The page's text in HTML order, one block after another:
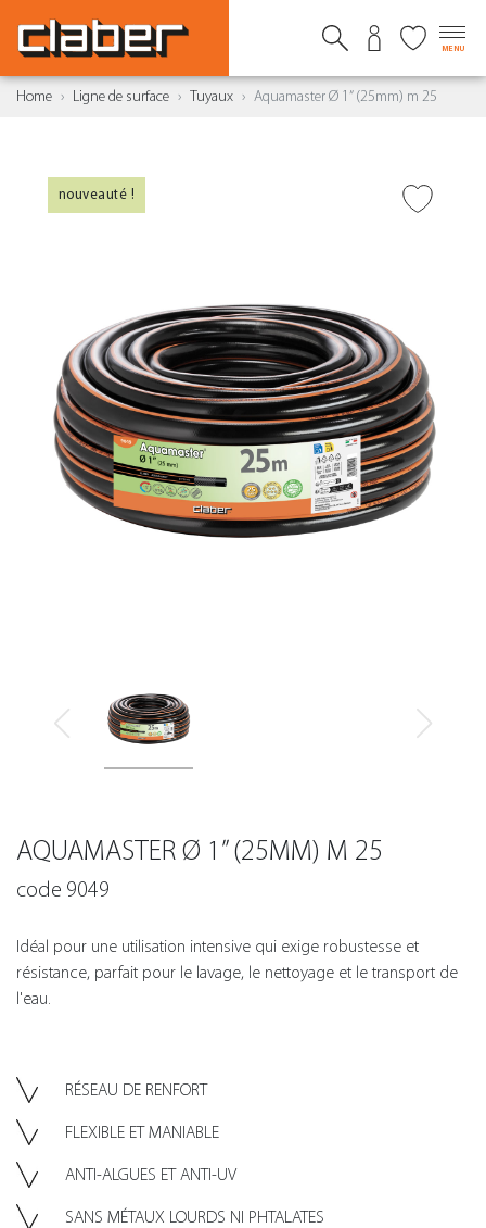
MENU
Home Ligne de surface Tuyaux Aquamaster Ø 1” (25mm) m 25
nouveauté !
AQUAMASTER Ø 1” (25MM) M 25
code 9049
Idéal pour une utilisation intensive qui exige robustesse et
résistance, parfait pour le lavage, le nettoyage et le transport de
l'eau.
RÉSEAU DE RENFORT
FLEXIBLE ET MANIABLE
ANTI-ALGUES ET ANTI-UV
SANS MÉTAUX LOURDS NI PHTALATES